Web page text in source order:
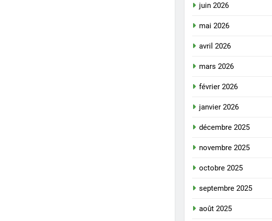
juin 2026
mai 2026
avril 2026
mars 2026
février 2026
janvier 2026
décembre 2025
novembre 2025
octobre 2025
septembre 2025
août 2025